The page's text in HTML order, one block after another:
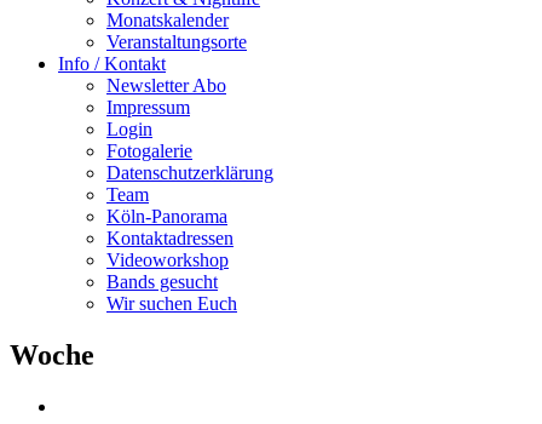
Monatskalender
Veranstaltungsorte
Info / Kontakt
Newsletter Abo
Impressum
Login
Fotogalerie
Datenschutzerklärung
Team
Köln-Panorama
Kontaktadressen
Videoworkshop
Bands gesucht
Wir suchen Euch
Woche